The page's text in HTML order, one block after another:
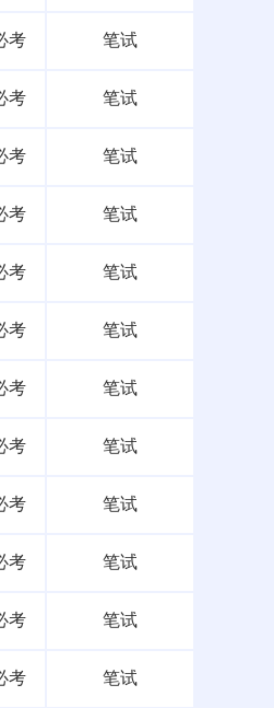
考 笔试
考 笔试
考 笔试
考 笔试
考 笔试
考 笔试
考 笔试
考 笔试
考 笔试
考 笔试
考 笔试
考 笔试